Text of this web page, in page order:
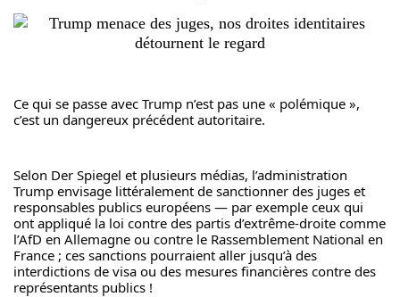
Ce qui se passe avec Trump n’est pas une « polémique »,
c’est un dangereux précédent autoritaire.
Selon Der Spiegel et plusieurs médias, l’administration
Trump envisage littéralement de sanctionner des juges et
responsables publics européens — par exemple ceux qui
ont appliqué la loi contre des partis d’extrême-droite comme
l’AfD en Allemagne ou contre le Rassemblement National en
France ; ces sanctions pourraient aller jusqu’à des
interdictions de visa ou des mesures financières contre des
représentants publics !